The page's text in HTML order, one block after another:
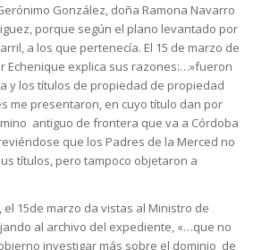
González, doña Ramona Navarro
porque según el plano levantado por
a los que pertenecía. El 15 de marzo de
Echenique explica sus razones:…»fueron
y los títulos de propiedad de propiedad
me presentaron, en cuyo título dan por
antiguo de frontera que va a Córdoba
que los Padres de la Merced no
títulos, pero tampoco objetaron a
el 15de marzo da vistas al Ministro de
al archivo del expediente, «…que no
investigar más sobre el dominio de